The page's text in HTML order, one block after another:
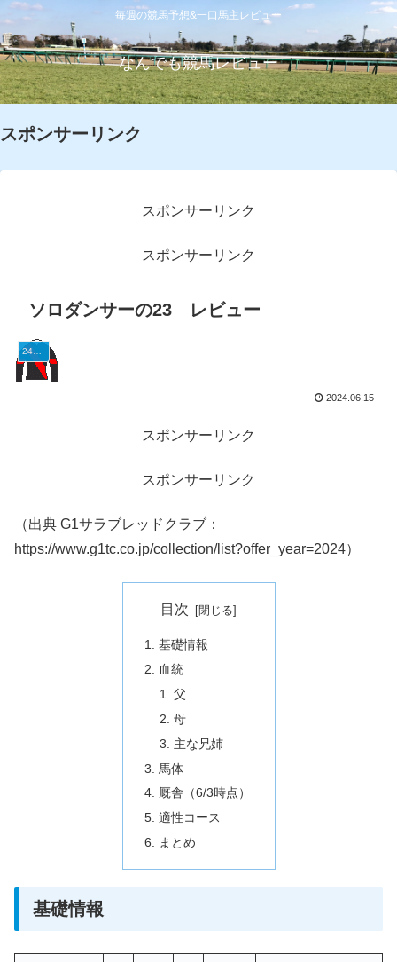
毎週の競馬予想&一口馬主レビュー
なんでも競馬レビュー
スポンサーリンク
スポンサーリンク
スポンサーリンク
ソロダンサーの23 レビュー
2024.06.15
スポンサーリンク
スポンサーリンク
（出典 G1サラブレッドクラブ：
https://www.g1tc.co.jp/collection/list?offer_year=2024）
目次
基礎情報
血統
父
母
主な兄姉
馬体
厩舎（6/3時点）
適性コース
まとめ
基礎情報